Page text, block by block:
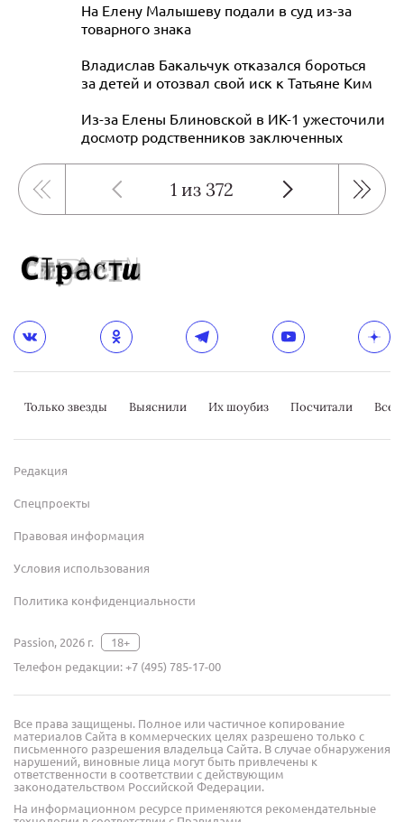
На Елену Малышеву подали в суд из-за
товарного знака
Владислав Бакальчук отказался бороться
за детей и отозвал свой иск к Татьяне Ким
Из-за Елены Блиновской в ИК-1 ужесточили
досмотр родственников заключенных
1 из 372
Только звезды Выяснили Их шоубиз Посчитали
Редакция
Спецпроекты
Правовая информация
Условия использования
Политика конфиденциальности
Passion, 2026 г.
18+
Телефон редакции:+7 (495) 785-17-00
Все права защищены. Полное или частичное копирование
материалов Сайта в коммерческих целях разрешено только с
письменного разрешения владельца Сайта. В случае обнаружения
нарушений, виновные лица могут быть привлечены к
ответственности в соответствии с действующим
законодательством Российской Федерации.
На информационном ресурсе применяются рекомендательные